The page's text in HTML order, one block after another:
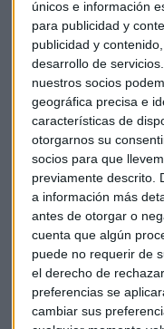
únicos e información
para publicidad y
publicidad y
desarrollo de servicios.
nuestros socios
geográfica precisa e
características de
otorgarnos su
socios para que
previamente descrito.
a información más
antes de otorgar o
cuenta que algún
puede no requerir de
el derecho de
preferencias se
cambiar sus
Resultados
Renta 4 Bancoha
trimestres de 2020
Grupo de 10,8
millones del mismo
representa un
La buena evolución
se ha traducido en un
netas (Comisiones
Comisiones
mismo periodo del
de costes,ha
Ordinario de la